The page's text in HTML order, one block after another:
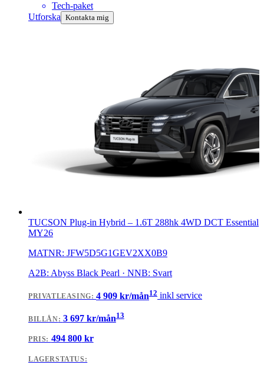
Tech-paket
Utforska Kontakta mig
TUCSON Plug-in Hybrid – 1.6T 288hk 4WD DCT Essential
MY26
MATNR: JFW5D5G1GEV2XX0B9
A2B: Abyss Black Pearl · NNB: Svart
PRIVATLEASING:4 909 kr/mån12 inkl service
BILLÅN: 3 697kr/mån13
PRIS: 494 800kr
LAGERSTATUS: